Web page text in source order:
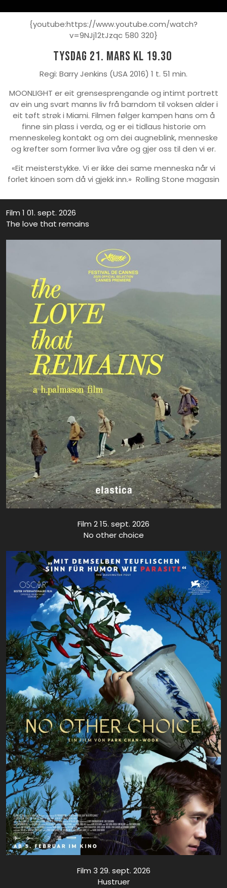
{youtube:https://www.youtube.com/watch?
v=9NJj12tJzqc 580 320}
Tysdag 21. mars kl 19.30
Regi: Barry Jenkins (USA 2016) 1 t. 51 min.
MOONLIGHT er eit grensesprengande og intimt portrett
av ein ung svart manns liv frå barndom til voksen alder i
eit tøft strøk i Miami. Filmen følger kampen hans om å
finne sin plass i verda, og er ei tidlaus historie om
menneskeleg kontakt og om dei augneblink, menneske
og krefter som former liva våre og gjer oss til den vi er.
«Eit meisterstykke. Vi er ikke dei same menneska når vi
forlet kinoen som då vi gjekk inn.» Rolling Stone magasin
Film 1 01. sept. 2026
The love that remains
Film 2 15. sept. 2026
No other choice
Film 3 29. sept. 2026
Hustruer